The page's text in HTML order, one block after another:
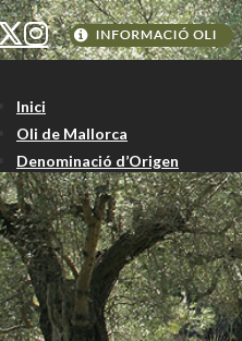
Inici
Oli de Mallorca
Denominació d’Origen